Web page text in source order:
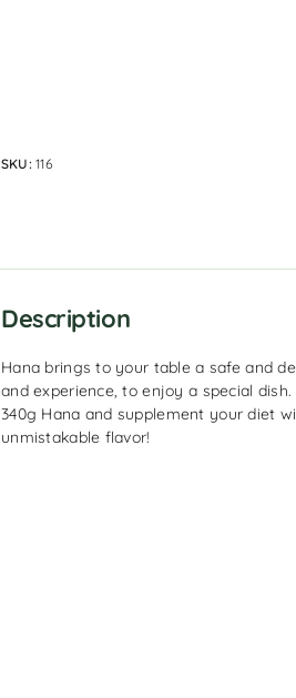
SKU:116
Description
Hana brings to your table a safe and
and experience, to enjoy a special
340g Hana and supplement your diet
unmistakable flavor!